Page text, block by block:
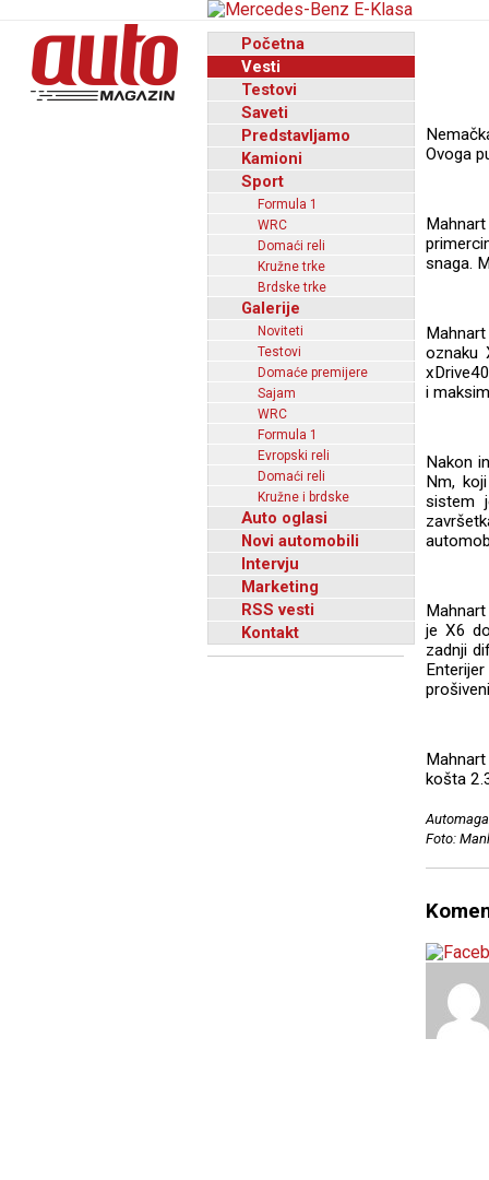
Početna
Vesti
Testovi
Saveti
Predstavljamo
Kamioni
Sport
Formula 1
WRC
Domaći reli
Kružne trke
Brdske trke
Galerije
Noviteti
Testovi
Domaće premijere
Sajam
WRC
Formula 1
Evropski reli
Domaći reli
Kružne i brdske
Auto oglasi
Novi automobili
Intervju
Marketing
RSS vesti
Kontakt
Ovoga
snaga.
oznaku
i
Nakon
Nm,
sistem
je X6
zadnji
košta
Foto: